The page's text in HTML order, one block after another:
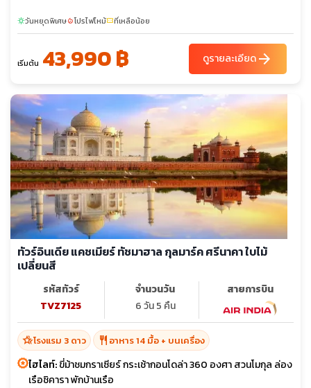
sunnyวันหยุดพิเศษlocal_fire_departmentโปรไฟไหม้confirmation_numberที่เหลือน้อย
เริ่มต้น 43,990 ฿ ดูรายละเอียดarrow_forward
ทัวร์อินเดีย แคชเมียร์ ทัชมาฮาล กุลมาร์ค ศรีนาคา ใบไม้
เปลี่ยนสี
รหัสทัวร์
TVZ7125
จำนวนวัน
6 วัน 5 คืน
สายการบิน
hotel_classโรงแรม 3 ดาว restaurant อาหาร 14 มื้อ + บนเครื่อง
ไฮไลท์:ขี่ม้าชมกราเซียร์ กระเช้ากอนโดล่า 360 องศา สวนโมกุล ล่อง
เรือชิคารา พักบ้านเรือ